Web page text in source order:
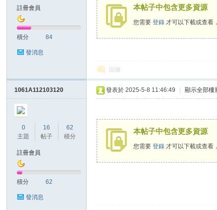
註冊會員
積分 84
發消息
本帖子中包含更多資源
您需要登錄 才可以下載或查看
回復
1061A112103120
0
主題
16
帖子
62
積分
註冊會員
積分 62
發消息
發表於 2025-5-8 11:46:49 顯示全部樓
本帖子中包含更多資源
您需要登錄 才可以下載或查看